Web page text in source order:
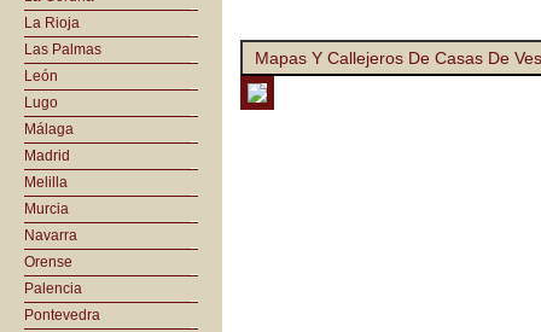
La Rioja
Las Palmas
León
Lugo
Málaga
Madrid
Melilla
Murcia
Navarra
Orense
Palencia
Pontevedra
Mapas Y Callejeros De Casas De Ves